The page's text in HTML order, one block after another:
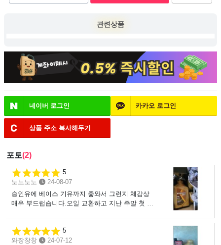
관련상품
네이버 로그인 카카오 로그인
상품 주소 복사해두기
포토(2)
5
노노노노
24-08-07
승인유에 베이스 기유까지 좋와서 그런지 체감상
매우 부드럽습니다.오일 교환하고 지난 주말 첫 장
고 사용하는 오일 판매만 계속 된다면 SUV 폐차할
때까지 가겠습니다.
5
와장창창
24-07-12